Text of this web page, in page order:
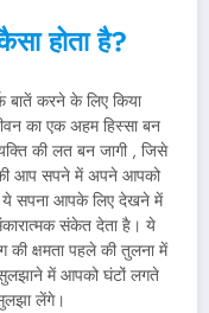
होता है?
बातें करने के लिए किया
का एक अहम हिस्सा बन
की लत बन जागी , जिसे
की आप सपने में अपने आपको
ये सपना आपके लिए देखने में
संकेत देता है। ये
की क्षमता पहले की तुलना में
में आपको घंटों लगते
लेंगे।